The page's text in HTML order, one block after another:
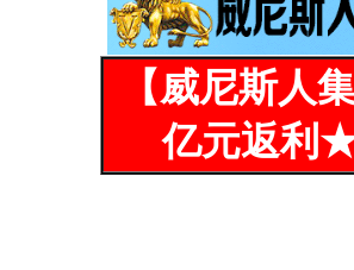
【威尼斯
亿元返利